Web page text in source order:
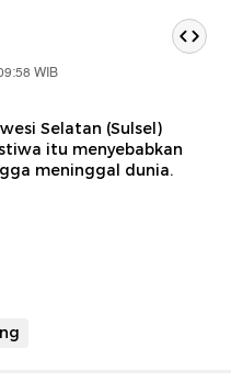
WIB
Selatan (Sulsel)
itu menyebabkan
meninggal dunia.